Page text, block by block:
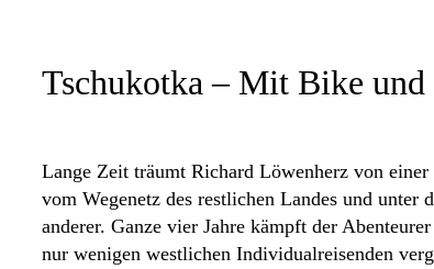
Tschukotka – Mit Bike und
Lange Zeit träumt Richard Löwenherz von
vom Wegenetz des restlichen Landes und unter
anderer. Ganze vier Jahre kämpft der
nur wenigen westlichen Individualreisenden